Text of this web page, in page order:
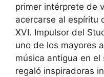
primer intérprete de
acercarse al espíritu
XVI. Impulsor del
uno de los mayores
música antigua en el
regaló inspiradoras